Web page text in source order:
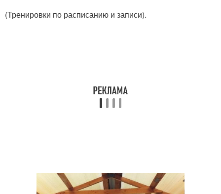
(Тренировки по расписанию и записи).